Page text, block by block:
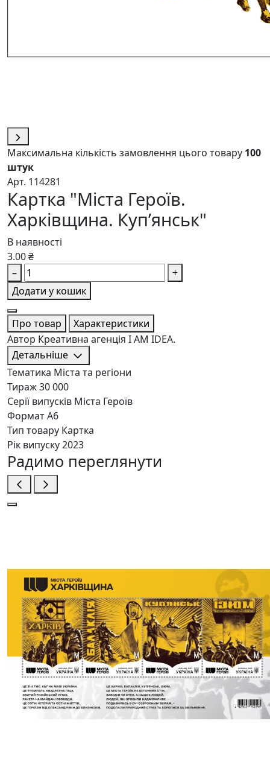
Максимальна кількість замовлення цього товару 100
штук
Арт. 114281
Картка "Міста Героїв.
Харківщина. Куп’янськ"
В наявності
3.00 ₴
–
+
Додати у кошик
Про товар
Характеристики
Автор Креативна агенція I AM IDEA.
Детальніше
Тематика Міста та регіони
Тираж30 000
Серії випусків Міста Героїв
ФорматA6
Тип товару Картка
Рік випуску2023
Радимо переглянути